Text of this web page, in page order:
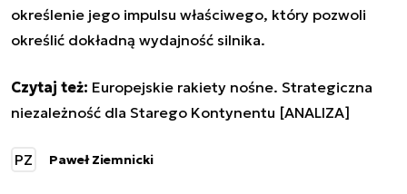
określenie jego impulsu właściwego, który pozwoli
określić dokładną wydajność silnika.
Czytaj też: Europejskie rakiety nośne. Strategiczna
niezależność dla Starego Kontynentu [ANALIZA]
PZ Paweł Ziemnicki